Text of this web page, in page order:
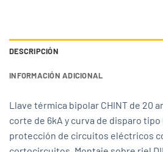
DESCRIPCIÓN
INFORMACIÓN ADICIONAL
Llave térmica bipolar CHINT de 20
corte de 6kA y curva de disparo tipo
protección de circuitos eléctricos